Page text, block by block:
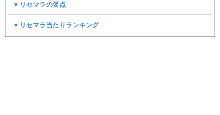
▼リセマラの要点
▼リセマラ当たりランキング